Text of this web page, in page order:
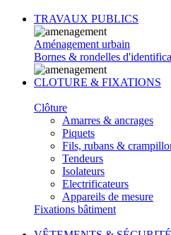
TRAVAUX PUBLICS
Aménagement urbain
Bornes & rondelles
CLOTURE & FIXATIONS
Clôture
Amarres & ancrages
Piquets
Fils, rubans &
Tendeurs
Isolateurs
Electrificateurs
Appareils de mesure
Fixations bâtiment